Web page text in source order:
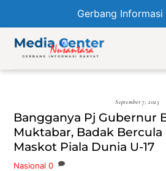
Gerbang Informasi
content
September 7, 2023
Bangganya Pj Gubernur
Muktabar, Badak
Maskot Piala Dunia U-17
Nasional 0